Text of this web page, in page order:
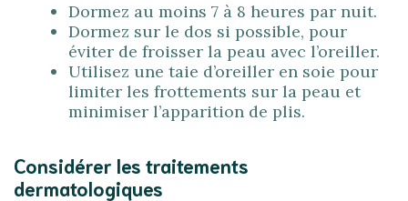
Dormez au moins 7 à 8 heures par nuit.
Dormez sur le dos si possible, pour
éviter de froisser la peau avec l’oreiller.
Utilisez une taie d’oreiller en soie pour
limiter les frottements sur la peau et
minimiser l’apparition de plis.
Considérer les traitements
dermatologiques